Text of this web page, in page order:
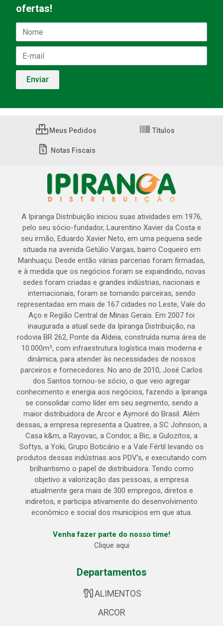
ofertas!
Meus Pedidos Títulos
Notas Fiscais
A Ipiranga Distribuição iniciou suas atividades em 1976,
pelo seu sócio-fundador, Laurentino Xavier da Costa e
seu irmão, Eduardo Xavier Neto, em uma pequena sede
situada na avenida Getúlio Vargas, bairro Coqueiro em
Manhuaçu. Desde então várias parcerias foram firmadas,
e à medida que os negócios foram se expandindo, novas
sedes foram criadas e grandes indústrias, nacionais e
internacionais, foram se tornando parceiras, sendo
representadas em mais de 167 cidades no Leste, Vale do
Aço e Região Central de Minas Gerais. Em 2007 foi
inaugurada a atual sede da Ipiranga Distribuição, na
rodovia BR 262, Ponte da Aldeia, construída numa área de
10.000m², com infraestrutura logística mais moderna e
dinâmica, para atender às necessidades de nossos
parceiros e fornecedores. No ano de 2010, José Carlos
dos Santos tornou-se sócio, o que veio agregar
conhecimento e energia aos negócios, fazendo a Ipiranga
se consolidar como líder em seu segmento, sendo a
maior distribuidora de Arcor e Aymoré do Brasil. Além
dessas, a empresa representa a Quatree, a SC Johnson, a
Casa k&m, a Rayovac, a Condor, a Bic, a Gulozitos, a
Softys, a Yoki, Grupo Boticário e a Vale Fértil levando os
produtos dessas indústrias aos PDV’s, e executando com
brilhantismo o papel de distribuidora. Tendo como
objetivo a valorização das pessoas, a empresa
atualmente gera mais de 300 empregos, diretos e
indiretos, e participa ativamente do desenvolvimento
econômico e social dos municípios em que atua.
Venha fazer parte do nosso time!
Clique aqui
Departamentos
ALIMENTOS
ARCOR